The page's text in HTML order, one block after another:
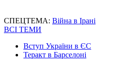
СПЕЦТЕМА: Війна в Ірані
ВСІ ТЕМИ
Вступ України в ЄС
Теракт в Барселоні